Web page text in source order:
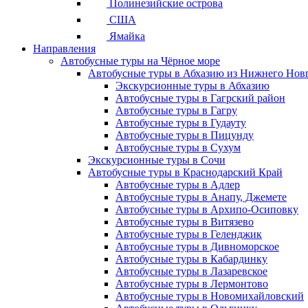
Полинезийские острова
США
Ямайка
Направления
Автобусные туры на Чёрное море
Автобусные туры в Абхазию из Нижнего
Экскурсионные туры в Абхазию
Автобусные туры в Гагрский район
Автобусные туры в Гагру
Автобусные туры в Гудауту
Автобусные туры в Пицунду
Автобусные туры в Сухум
Экскурсионные туры в Сочи
Автобусные туры в Краснодарский Край
Автобусные туры в Адлер
Автобусные туры в Анапу, Джемете
Автобусные туры в Архипо-Осиповку
Автобусные туры в Витязево
Автобусные туры в Геленджик
Автобусные туры в Дивноморское
Автобусные туры в Кабардинку
Автобусные туры в Лазаревское
Автобусные туры в Лермонтово
Автобусные туры в Новомихайловский